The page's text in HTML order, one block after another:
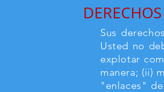
Sus
Usted no
explotar
manera; (ii)
"enlaces"